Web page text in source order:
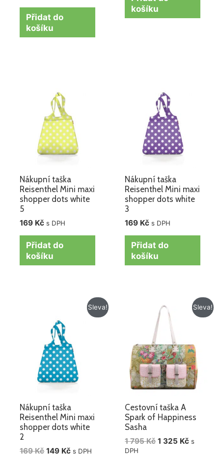
Přidat do
košíku
košíku
Nákupní taška
Reisenthel Mini maxi
shopper dots white
5
169 Kč s DPH
Přidat do
košíku
Nákupní taška
Reisenthel Mini maxi
shopper dots white
3
169 Kč s DPH
Přidat do
košíku
Sleva!
Nákupní taška
Reisenthel Mini maxi
shopper dots white
2
169Kč
byla:
169 Kč.
149 Kč
Aktuální
cena
s DPH
Sleva!
Cestovní taška A
Spark of Happiness
Sasha
1 795Kč
Původní
cena
byla:
1
795 Kč.
1 325 Kč
Aktuální
cena
s
DPH